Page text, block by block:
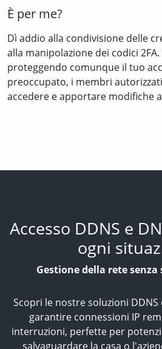
È per me?
Dì addio alla condivisione delle
alla manipolazione dei codici
proteggendo comunque il tuo
preoccupato, i membri
accedere e apportare modifiche
Accesso DDNS e
ogni
Gestione della rete senza
Scopri le nostre soluzioni
garantire connessioni IP
interruzioni, perfette per
salvaguardare la casa o